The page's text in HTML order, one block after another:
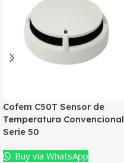
Cofem C50T Sensor de
Temperatura Convencional
Serie 50
Buy via WhatsApp